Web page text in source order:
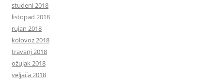
studeni 2018
listopad 2018
rujan 2018
kolovoz 2018
travanj 2018
ožujak 2018
veljača 2018